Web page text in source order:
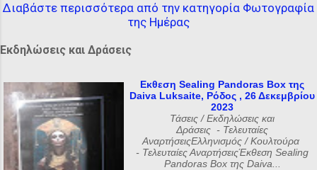
Διαβάστε περισσότερα από την κατηγορία Φωτογραφία
της Ημέρας
Εκδηλώσεις και Δράσεις
Εκθεση Sealing Pandoras Box της
Daiva Luksaite, Ρόδος , 26 Δεκεμβρίου
2023
Τάσεις / Εκδηλώσεις και
Δράσεις - Τελευταίες
ΑναρτήσειςΕλληνισμός / Κουλτούρα
- Τελευταίες ΑναρτήσειςΈκθεση Sealing
Pandoras Box της Daiva...